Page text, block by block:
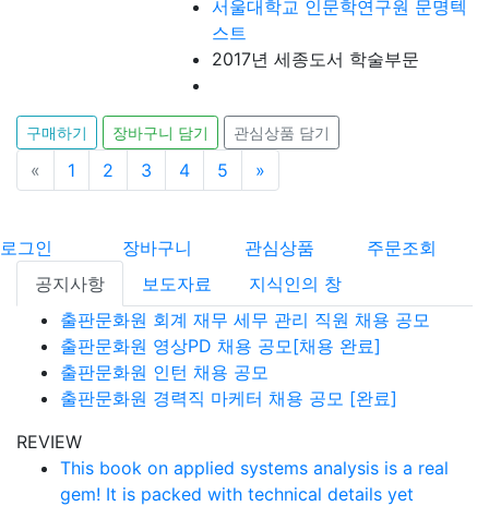
서울대학교 인문학연구원 문명텍
스트
2017년 세종도서 학술부문
구매하기 장바구니 담기 관심상품 담기
« 이전
1 2 3 4 5 »
로그인 장바구니 관심상품
주문조회
공지사항
보도자료
지식인의 창
출판문화원 회계 재무 세무 관리 직원 채용 공모
출판문화원 영상PD 채용 공모[채용 완료]
출판문화원 인턴 채용 공모
출판문화원 경력직 마케터 채용 공모 [완료]
REVIEW
This book on applied systems analysis is a real
gem! It is packed with technical details yet